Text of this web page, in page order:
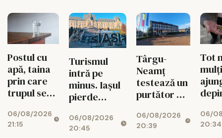
din
Postul cu
apă, taina
prin care
trupul se
06/08/2026
21:15
Turismul
intră pe
minus. Iașul
pierde
2026
06/08/2026
20:45
Târgu-
Neamț
testează un
purtător de
creat cu
inteligență
06/08/2026
20:39
Tot
06/
20:34